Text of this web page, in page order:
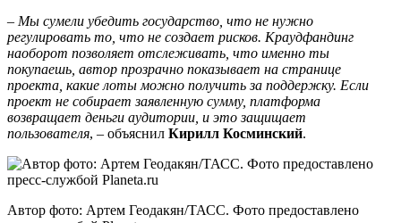
– Мы сумели убедить государство, что не нужно
регулировать то, что не создает рисков. Краудфандинг
наоборот позволяет отслеживать, что именно ты
покупаешь, автор прозрачно показывает на странице
проекта, какие лоты можно получить за поддержку. Если
проект не собирает заявленную сумму, платформа
возвращает деньги аудитории, и это защищает
пользователя, – объяснил Кирилл Косминский.
Автор фото: Артем Геодакян/ТАСС. Фото предоставлено